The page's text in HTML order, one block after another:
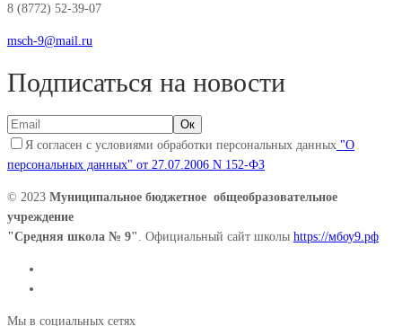
8 (8772) 52-39-07
msch-9@mail.ru
Подписаться на новости
Я согласен с условиями обработки персональных данных "О
персональных данных" от 27.07.2006 N 152-ФЗ
© 2023 Муниципальное бюджетное общеобразовательное
учреждение
"Средняя школа № 9" . Официальный сайт школы https://мбоу9.рф
Мы в социальных сетях